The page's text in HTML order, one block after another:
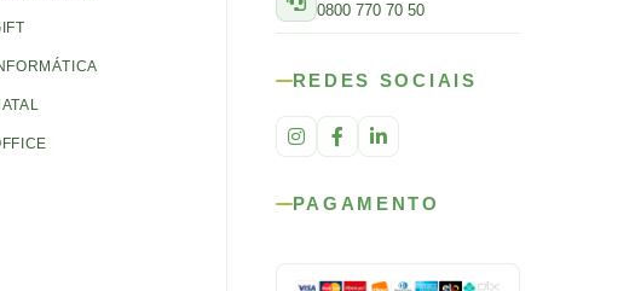
0800 770 70 50
REDES SOCIAIS
PAGAMENTO